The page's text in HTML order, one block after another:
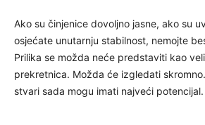
Ako su činjenice dovoljno jasne, ako su
osjećate unutarnju stabilnost, nemojte
Prilika se možda neće predstaviti kao
prekretnica. Možda će izgledati
stvari sada mogu imati najveći potencijal.